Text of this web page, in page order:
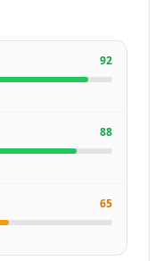
92
88
65